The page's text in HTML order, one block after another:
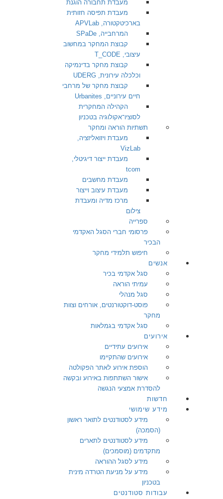
מעבדת תחבורה הוגנת
מעבדת תפיסה חזותית
בארכיטקטורה, APVLab
המרחבייה, SPaDe
קבוצת המחקר במחשוב
עיצובי, T_CODE
קבוצת מחקר בדינמיקה
וכלכלה עירונית, UDERG
קבוצת מחקר של מרחבי
חיים עירוניים, Urbanites
הקהילה המחקרית
לסוציו־אקולוגיה בטכניון
תשתיות הוראה ומחקר
מעבדת ויזואליזציה,
VizLab
מעבדת ייצור דיגיטלי,
tcom
מעבדת מחשבים
מעבדת עיצוב וייצור
מרכז מדיה ומעבדת
צילום
ספרייה
פרסומי חברי הסגל האקדמי
הבכיר
חיפוש תלמידי מחקר
אנשים
סגל אקדמי בכיר
עמיתי הוראה
סגל מנהלי
פוסט-דוקטורנטים, אורחים וצוות
מחקר
סגל אקדמי בגמלאות
אירועים
אירועים עתידיים
אירועים שהתקיימו
הוספת אירוע לאתר הפקולטה
אישור השתתפות באירוע ובקשה
להסדרת אמצעי הנגשה
חדשות
מידע שימושי
מידע לסטודנטים לתואר ראשון
(הסמכה)
מידע לסטודנטים לתארים
מתקדמים (מוסמכים)
מידע לסגל ההוראה
מידע על מניעת הטרדה מינית
בטכניון
עבודות סטודנטים